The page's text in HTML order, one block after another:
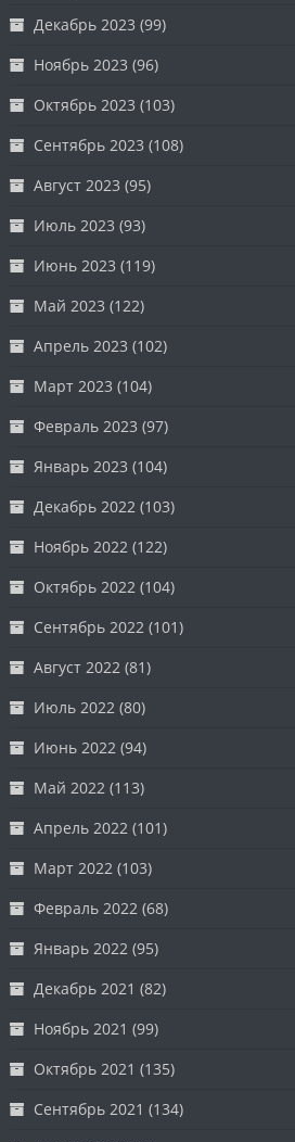
Декабрь 2023 (99)
Ноябрь 2023 (96)
Октябрь 2023 (103)
Сентябрь 2023 (108)
Август 2023 (95)
Июль 2023 (93)
Июнь 2023 (119)
Май 2023 (122)
Апрель 2023 (102)
Март 2023 (104)
Февраль 2023 (97)
Январь 2023 (104)
Декабрь 2022 (103)
Ноябрь 2022 (122)
Октябрь 2022 (104)
Сентябрь 2022 (101)
Август 2022 (81)
Июль 2022 (80)
Июнь 2022 (94)
Май 2022 (113)
Апрель 2022 (101)
Март 2022 (103)
Февраль 2022 (68)
Январь 2022 (95)
Декабрь 2021 (82)
Ноябрь 2021 (99)
Октябрь 2021 (135)
Сентябрь 2021 (134)